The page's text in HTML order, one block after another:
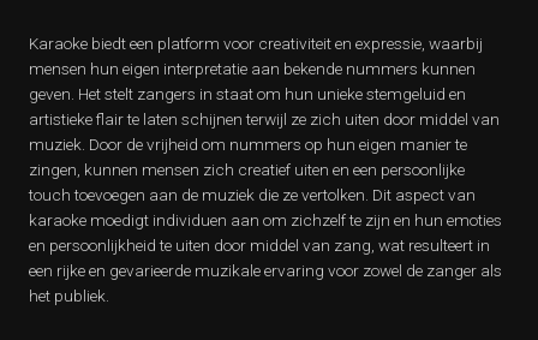
Karaoke biedt een platform voor creativiteit en expressie, waarbij
mensen hun eigen interpretatie aan bekende nummers kunnen
geven. Het stelt zangers in staat om hun unieke stemgeluid en
artistieke flair te laten schijnen terwijl ze zich uiten door middel van
muziek. Door de vrijheid om nummers op hun eigen manier te
zingen, kunnen mensen zich creatief uiten en een persoonlijke
touch toevoegen aan de muziek die ze vertolken. Dit aspect van
karaoke moedigt individuen aan om zichzelf te zijn en hun emoties
en persoonlijkheid te uiten door middel van zang, wat resulteert in
een rijke en gevarieerde muzikale ervaring voor zowel de zanger als
het publiek.